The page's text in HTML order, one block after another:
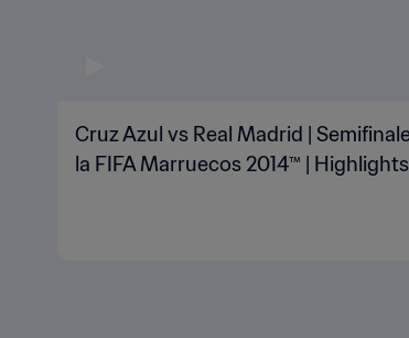
Cruz Azul vs Real Madrid |
la FIFA Marruecos 2014™ | Highlights